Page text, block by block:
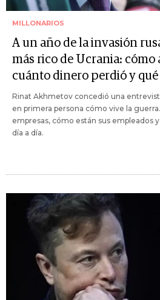
MILLONARIOS
A un año de la invasión
más rico de Ucrania: cómo
cuánto dinero perdió y
Rinat Akhmetov concedió una
en primera persona cómo vive la
empresas, cómo están sus empleados
día a día.